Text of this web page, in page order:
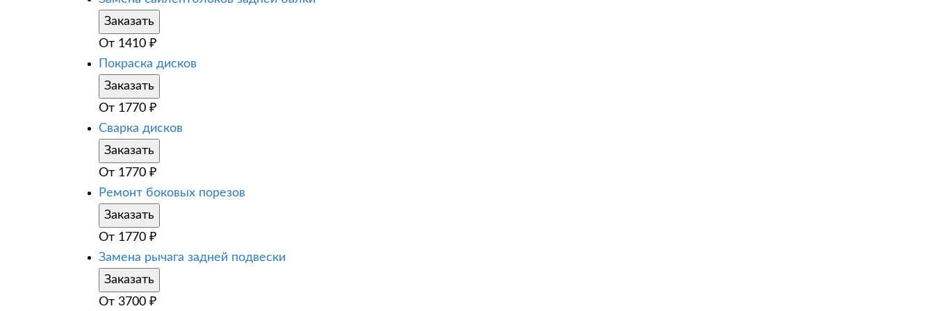
Заказать
От 1410 ₽
Покраска дисков
Заказать
От 1770 ₽
Сварка дисков
Заказать
От 1770 ₽
Ремонт боковых порезов
Заказать
От 1770 ₽
Замена рычага задней подвески
Заказать
От 3700 ₽